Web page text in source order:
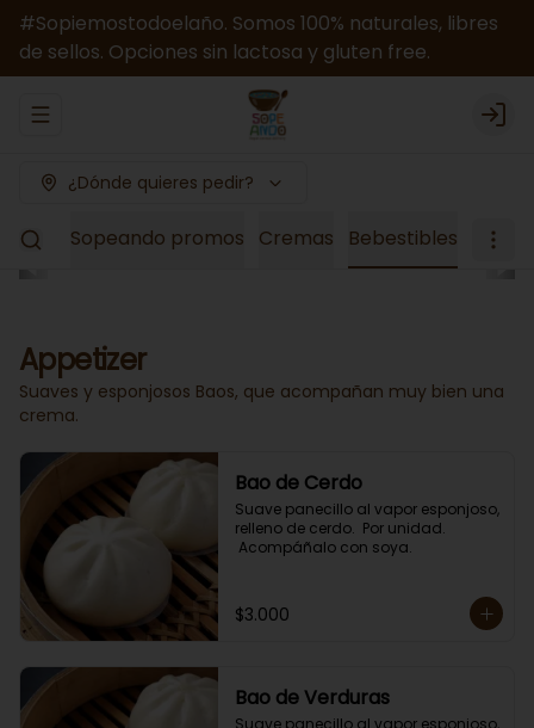
#Sopiemostodoelaño. Somos 100% naturales, libres
de sellos. Opciones sin lactosa y gluten free.
Abrir menu de navegación Login
¿Dónde quieres pedir?
Mes Sopeando promos Cremas Bebestibles
Appetizer
Suaves y esponjosos Baos, que acompañan muy bien una
crema.
Bao de Cerdo
Suave panecillo al vapor esponjoso,
relleno de cerdo.  Por unidad.
Acompáñalo con soya.
$3.000
Bao de Verduras
Suave panecillo al vapor esponjoso,